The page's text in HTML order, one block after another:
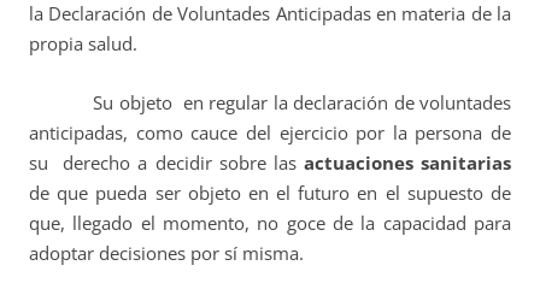
la Declaración de Voluntades Anticipadas en materia de la
propia salud.
Su objeto en regular la declaración de voluntades
anticipadas, como cauce del ejercicio por la persona de
su derecho a decidir sobre las actuaciones sanitarias
de que pueda ser objeto en el futuro en el supuesto de
que, llegado el momento, no goce de la capacidad para
adoptar decisiones por sí misma.